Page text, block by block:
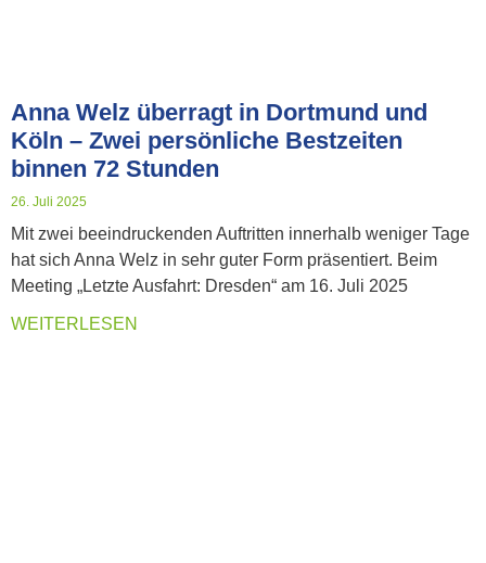
Anna Welz überragt in Dortmund und
Köln – Zwei persönliche Bestzeiten
binnen 72 Stunden
26. Juli 2025
Mit zwei beeindruckenden Auftritten innerhalb weniger Tage
hat sich Anna Welz in sehr guter Form präsentiert. Beim
Meeting „Letzte Ausfahrt: Dresden“ am 16. Juli 2025
WEITERLESEN